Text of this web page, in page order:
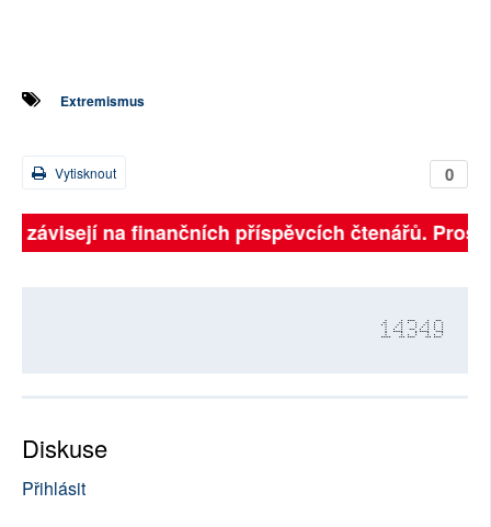
Extremismus
0
Vytisknout
závisejí na finančních příspěvcích čtenářů.
14349
Diskuse
Přihlásit